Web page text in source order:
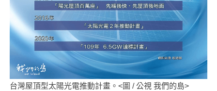
台灣屋頂型太陽光電推動計畫。<圖 / 公視 我們的島>